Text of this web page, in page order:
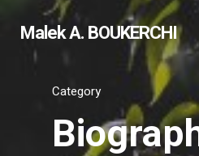
Malek A. BOUKERCHI
Category